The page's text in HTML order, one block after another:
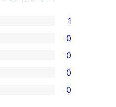
1
0
0
0
0